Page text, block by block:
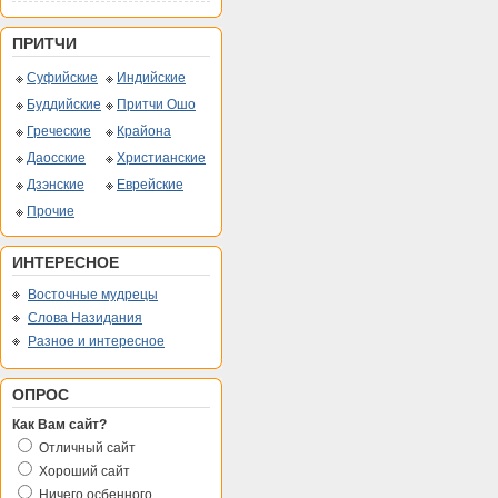
ПРИТЧИ
Суфийские
Индийские
Буддийские
Притчи Ошо
Греческие
Крайона
Даосские
Христианские
Дзэнские
Еврейские
Прочие
ИНТЕРЕСНОЕ
Восточные мудрецы
Слова Назидания
Разное и интересное
ОПРОС
Как Вам сайт?
Отличный сайт
Хороший сайт
Ничего осбенного